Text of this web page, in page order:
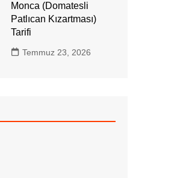
Monca (Domatesli
Patlıcan Kızartması)
Tarifi
Temmuz 23, 2026